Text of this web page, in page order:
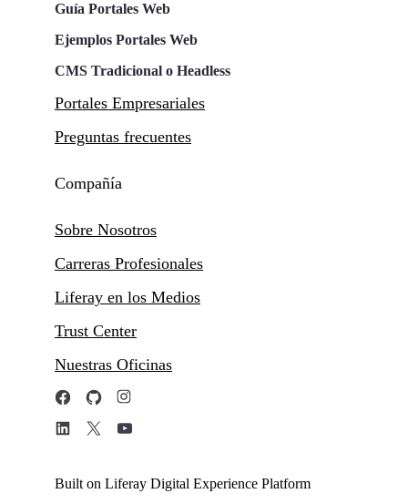
Guía Portales Web
Ejemplos Portales Web
CMS Tradicional o Headless
Portales Empresariales
Preguntas frecuentes
Compañía
Sobre Nosotros
Carreras Profesionales
Liferay en los Medios
Trust Center
Nuestras Oficinas
Built on Liferay Digital Experience Platform